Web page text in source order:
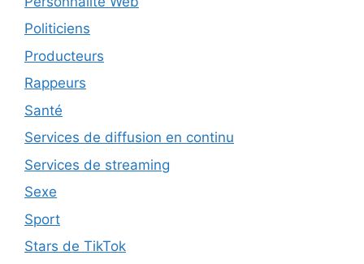
Politiciens
Producteurs
Rappeurs
Santé
Services de diffusion en continu
Services de streaming
Sexe
Sport
Stars de TikTok